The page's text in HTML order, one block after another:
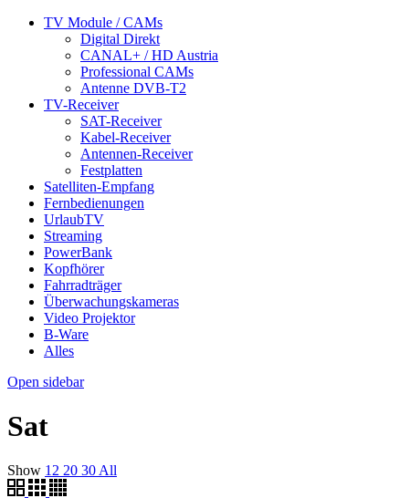
TV Module / CAMs
Digital Direkt
CANAL+ / HD Austria
Professional CAMs
Antenne DVB-T2
TV-Receiver
SAT-Receiver
Kabel-Receiver
Antennen-Receiver
Festplatten
Satelliten-Empfang
Fernbedienungen
UrlaubTV
Streaming
PowerBank
Kopfhörer
Fahrradträger
Überwachungskameras
Video Projektor
B-Ware
Alles
Open sidebar
Sat
Show 12 20 30All